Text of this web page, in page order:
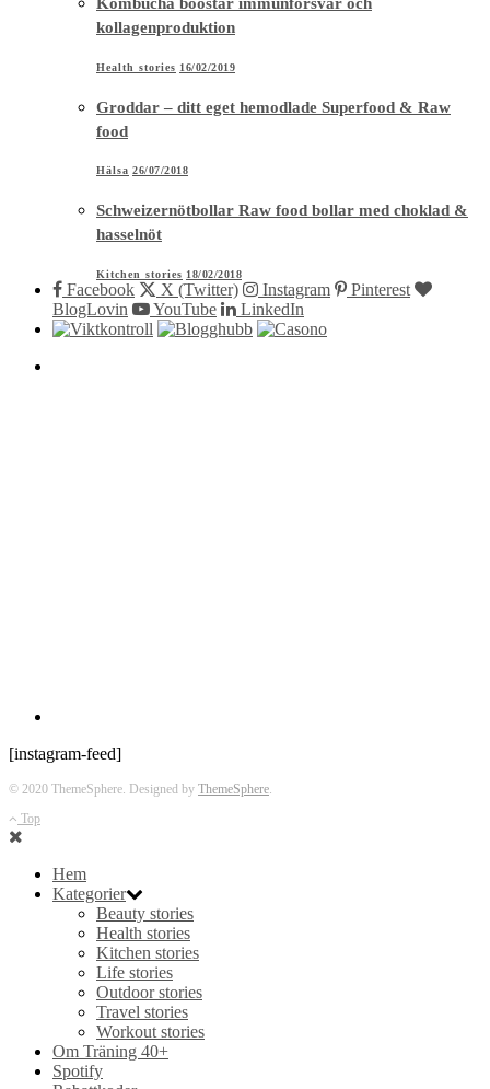
kollagenproduktion
Health stories 16/02/2019
Groddar – ditt eget hemodlade Superfood & Raw
food
Hälsa 26/07/2018
Schweizernötbollar Raw food bollar med choklad &
hasselnöt
Kitchen stories 18/02/2018
Facebook X (Twitter) Instagram
Pinterest
BlogLovin
YouTube LinkedIn
[instagram-feed]
© 2020 ThemeSphere. Designed by ThemeSphere.
Top
Hem
Kategorier
Beauty stories
Health stories
Kitchen stories
Life stories
Outdoor stories
Travel stories
Workout stories
Om Träning 40+
Spotify